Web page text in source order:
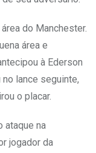
do Manchester.
área e
à Ederson
lance seguinte,
o placar.
ataque na
jogador da